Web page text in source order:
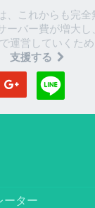
、これからも完
ーバー費が増大
運営していくた
支援する
ーター